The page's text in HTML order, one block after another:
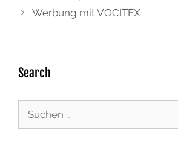
Werbung mit VOCITEX
Search